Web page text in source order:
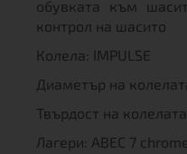
обувката към
контрол на шасито
Колела: IMPULSE
Диаметър на
Твърдост на
Лагери: ABEC 7